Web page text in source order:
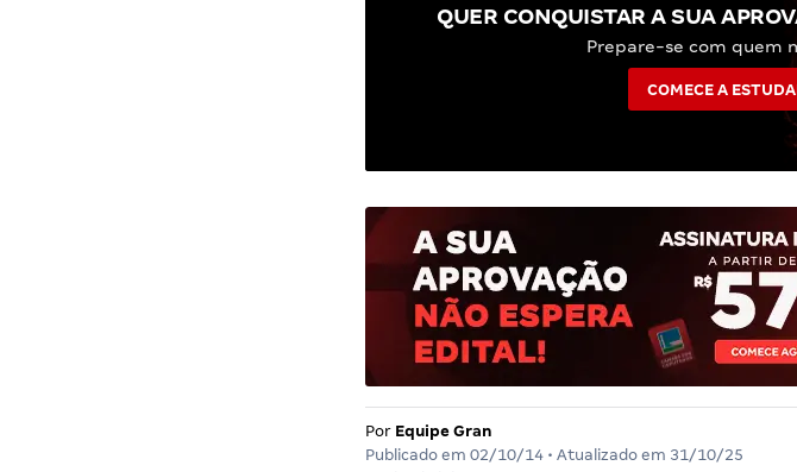
QUER CONQUISTAR A SUA
Prepare-se com quem
COMECE A
Por Equipe Gran
Publicado em 02/10/14• Atualizado em 31/10/25